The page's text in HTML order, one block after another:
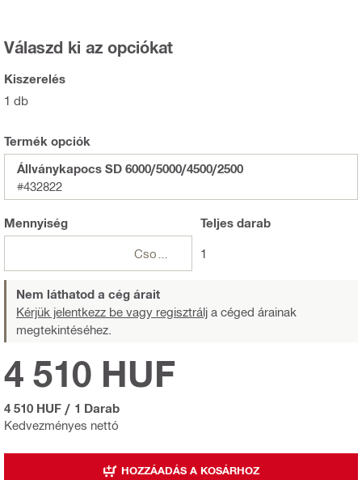
Válaszd ki az opciókat
Kiszerelés
1 db
Termék opciók
Állványkapocs SD 6000/5000/4500/2500
#432822
Mennyiség Teljesdarab
1
Nem láthatod a cég árait
Kérjük jelentkezz be vagy regisztrálj a céged árainak
megtekintéséhez.
Kedvezményes nettó
4 510 HUF
4 510 HUF / 1 Darab
HOZZÁADÁS A KOSÁRHOZ